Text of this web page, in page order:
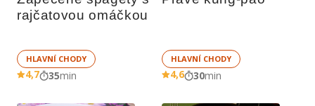
rajčatovou omáčkou
HLAVNÍ CHODY
4,7 35min
HLAVNÍ CHODY
4,6 30min